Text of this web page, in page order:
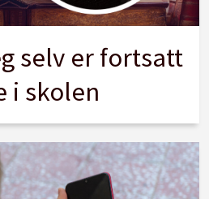
selv er fortsatt
i skolen